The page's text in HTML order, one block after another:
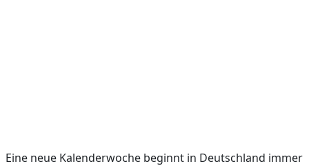
Eine neue Kalenderwoche beginnt in Deutschland immer